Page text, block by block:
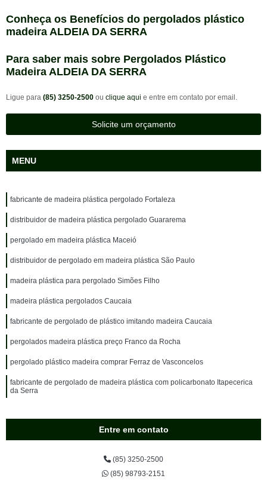
Conheça os Benefícios do pergolados plástico
madeira ALDEIA DA SERRA
Para saber mais sobre Pergolados Plástico
Madeira ALDEIA DA SERRA
Ligue para (85) 3250-2500 ou clique aqui e entre em contato por email.
Solicite um orçamento
MENU
fabricante de madeira plástica pergolado Fortaleza
distribuidor de madeira plástica pergolado Guararema
pergolado em madeira plástica Maceió
distribuidor de pergolado em madeira plástica São Paulo
madeira plástica para pergolado Simões Filho
madeira plástica pergolados Caucaia
fabricante de pergolado de plástico imitando madeira Caucaia
pergolados madeira plástica preço Franco da Rocha
pergolado plástico madeira comprar Ferraz de Vasconcelos
fabricante de pergolado de madeira plástica com policarbonato Itapecerica
da Serra
Entre em contato
(85) 3250-2500
(85) 98793-2151